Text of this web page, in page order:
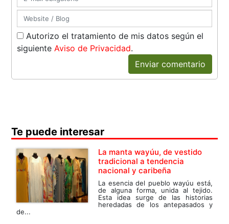
Autorizo el tratamiento de mis datos según el
siguienteAviso de Privacidad.
Enviar comentario
Te puede interesar
La manta wayúu, de vestido
tradicional a tendencia
nacional y caribeña
La esencia del pueblo wayúu está,
de alguna forma, unida al tejido.
Esta idea surge de las historias
heredadas de los antepasados y
de...